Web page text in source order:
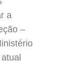
a
–